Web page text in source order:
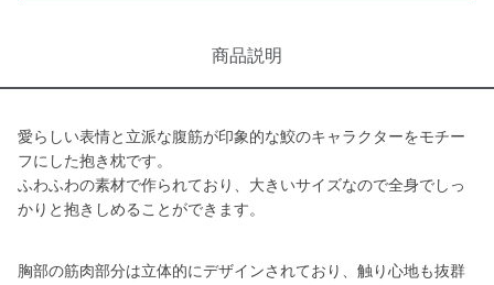
商品説明
愛らしい表情と立派な腹筋が印象的な鮫のキャラクターをモチー
フにした抱き枕です。
ふわふわの素材で作られており、大きいサイズなので全身でしっ
かりと抱きしめることができます。
胸部の筋肉部分は立体的にデザインされており、触り心地も抜群